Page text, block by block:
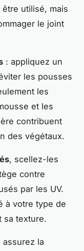
utilisé, mais
le joint
: appliquez un
les pousses
les
et les
contribuent
des végétaux.
, scellez-les
contre
par les UV.
à votre type de
sa texture.
assurez la